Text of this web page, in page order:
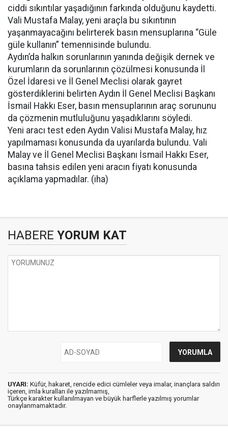
ciddi sıkıntılar yaşadığının farkında olduğunu kaydetti.
Vali Mustafa Malay, yeni araçla bu sıkıntının
yaşanmayacağını belirterek basın mensuplarına “Güle
güle kullanın” temennisinde bulundu.
Aydın’da halkın sorunlarının yanında değişik dernek ve
kurumların da sorunlarının çözülmesi konusunda İl
Özel İdaresi ve İl Genel Meclisi olarak gayret
gösterdiklerini belirten Aydın İl Genel Meclisi Başkanı
İsmail Hakkı Eser, basın mensuplarının araç sorununu
da çözmenin mutluluğunu yaşadıklarını söyledi.
Yeni aracı test eden Aydın Valisi Mustafa Malay, hız
yapılmaması konusunda da uyarılarda bulundu. Vali
Malay ve İl Genel Meclisi Başkanı İsmail Hakkı Eser,
basına tahsis edilen yeni aracın fiyatı konusunda
açıklama yapmadılar. (iha)
HABERE YORUM KAT
UYARI: Küfür, hakaret, rencide edici cümleler veya imalar, inançlara saldırı
içeren, imla kuralları ile yazılmamış,
Türkçe karakter kullanılmayan ve büyük harflerle yazılmış yorumlar
onaylanmamaktadır.